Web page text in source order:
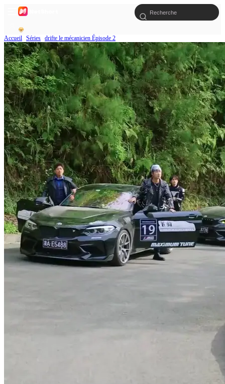
Accueil Séries drifte le mécanicien Épisode 2